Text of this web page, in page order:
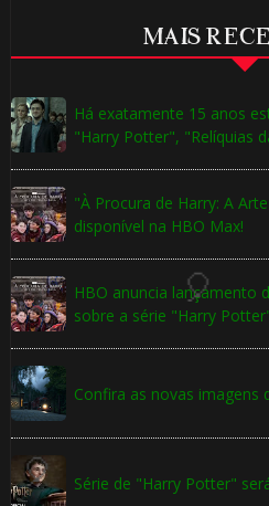
MAIS
Há exatamente 15 anos
"Harry Potter", "Relíquias
"À Procura de Harry: A
disponível na HBO Max!
HBO anuncia lançamento
sobre a série "Harry
Confira as novas imagens
Série de "Harry Potter"
1️⃣ 8️⃣
1️⃣